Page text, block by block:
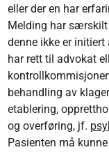
eller der en har
Melding har særskilt
denne ikke er
har rett til advokat
behandling av
etablering,
og overføring, jf.
Pasienten må